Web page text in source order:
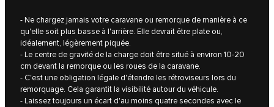
- Ne chargez jamais votre caravane ou remorque de manière à ce
qu'elle soit plus basse à l'arrière. Elle devrait être plate ou,
idéalement, légèrement piquée.
- Le centre de gravité de la charge doit être situé à environ 10-20
cm devant la remorque ou les roues de la caravane.
- C'est une obligation légale d'étendre les rétroviseurs lors du
remorquage. Cela garantit la visibilité autour du véhicule.
- Laissez toujours un écart d'au moins quatre secondes avec le